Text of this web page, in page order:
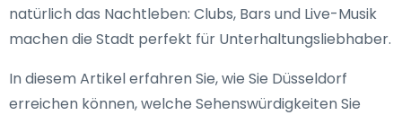
natürlich das Nachtleben: Clubs, Bars und Live-Musik
machen die Stadt perfekt für Unterhaltungsliebhaber.
In diesem Artikel erfahren Sie, wie Sie Düsseldorf
erreichen können, welche Sehenswürdigkeiten Sie